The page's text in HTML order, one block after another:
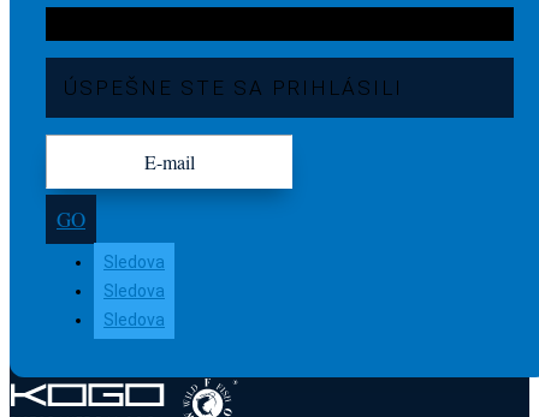
ÚSPEŠNE STE SA PRIHLÁSILI
GO
Sledova
Sledova
Sledova